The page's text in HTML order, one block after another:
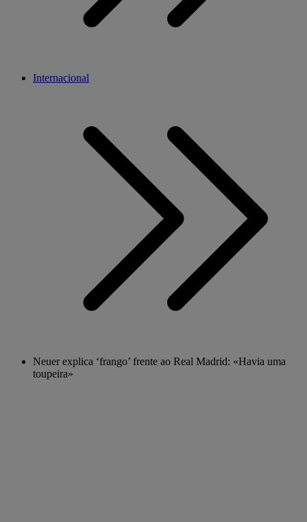
Internacional
Neuer explica ‘frango’ frente ao Real Madrid: «Havia uma
toupeira»